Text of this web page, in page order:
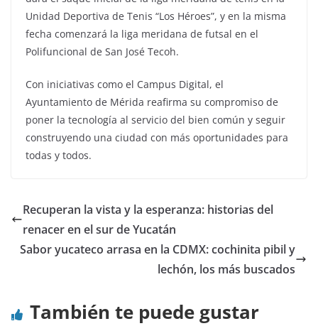
Unidad Deportiva de Tenis “Los Héroes”, y en la misma
fecha comenzará la liga meridana de futsal en el
Polifuncional de San José Tecoh.
Con iniciativas como el Campus Digital, el
Ayuntamiento de Mérida reafirma su compromiso de
poner la tecnología al servicio del bien común y seguir
construyendo una ciudad con más oportunidades para
todas y todos.
Recuperan la vista y la esperanza: historias del
renacer en el sur de Yucatán
Sabor yucateco arrasa en la CDMX: cochinita pibil y
lechón, los más buscados
También te puede gustar